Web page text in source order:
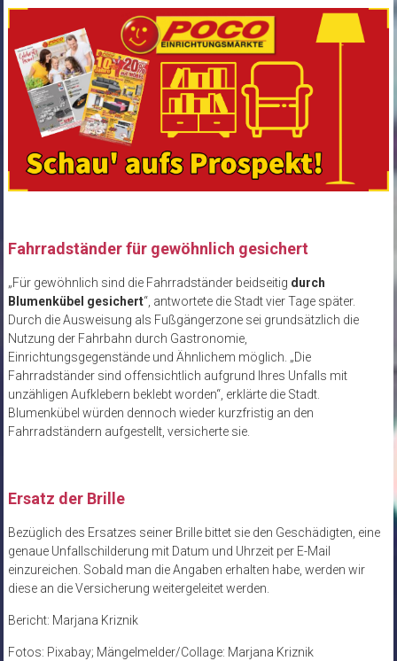
Fahrradständer für gewöhnlich gesichert
„Für gewöhnlich sind die Fahrradständer beidseitig durch
Blumenkübel gesichert“, antwortete die Stadt vier Tage später.
Durch die Ausweisung als Fußgängerzone sei grundsätzlich die
Nutzung der Fahrbahn durch Gastronomie,
Einrichtungsgegenstände und Ähnlichem möglich. „Die
Fahrradständer sind offensichtlich aufgrund Ihres Unfalls mit
unzähligen Aufklebern beklebt worden“, erklärte die Stadt.
Blumenkübel würden dennoch wieder kurzfristig an den
Fahrradständern aufgestellt, versicherte sie.
Ersatz der Brille
Bezüglich des Ersatzes seiner Brille bittet sie den Geschädigten, eine
genaue Unfallschilderung mit Datum und Uhrzeit per E-Mail
einzureichen. Sobald man die Angaben erhalten habe, werden wir
diese an die Versicherung weitergeleitet werden.
Bericht: Marjana Kriznik
Fotos: Pixabay; Mängelmelder/Collage: Marjana Kriznik